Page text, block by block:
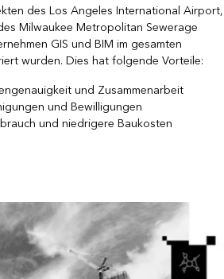
des Los Angeles International Airport,
Milwaukee Metropolitan Sewerage
GIS und BIM im gesamten
wurden. Dies hat folgende Vorteile:
und Zusammenarbeit
und Bewilligungen
und niedrigere Baukosten